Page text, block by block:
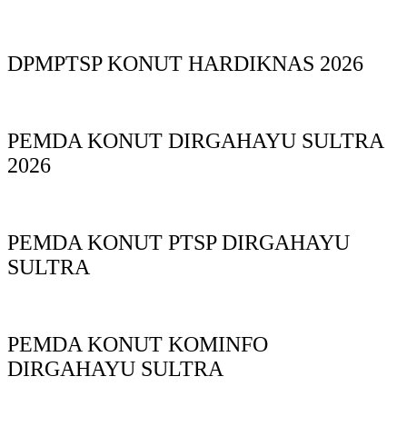
DPMPTSP KONUT HARDIKNAS 2026
PEMDA KONUT DIRGAHAYU SULTRA
2026
PEMDA KONUT PTSP DIRGAHAYU
SULTRA
PEMDA KONUT KOMINFO
DIRGAHAYU SULTRA